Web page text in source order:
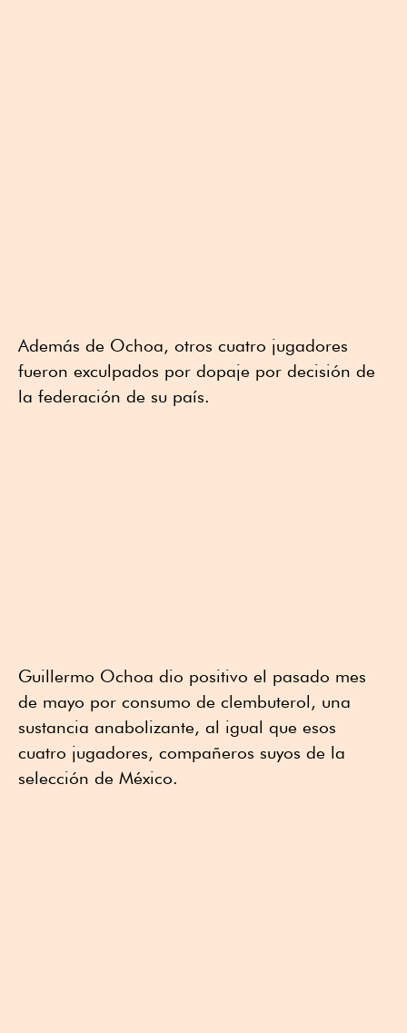
Además de Ochoa, otros cuatro jugadores
fueron exculpados por dopaje por decisión de
la federación de su país.
Guillermo Ochoa dio positivo el pasado mes
de mayo por consumo de clembuterol, una
sustancia anabolizante, al igual que esos
cuatro jugadores, compañeros suyos de la
selección de México.